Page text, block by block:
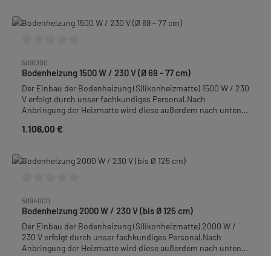
5091300
Bodenheizung 1500 W / 230 V (Ø 69 - 77 cm)
Der Einbau der Bodenheizung (Silikonheizmatte) 1500 W / 230
V erfolgt durch unser fachkundiges Personal.Nach
Anbringung der Heizmatte wird diese außerdem nach unten
Wärmeverlust zu vermeiden.Bodenheizung thermostatisch
Regulärer Preis:
1.106,00 €
5094000
Bodenheizung 2000 W / 230 V (bis Ø 125 cm)
Der Einbau der Bodenheizung (Silikonheizmatte) 2000 W /
230 V erfolgt durch unser fachkundiges Personal.Nach
Anbringung der Heizmatte wird diese außerdem nach unten